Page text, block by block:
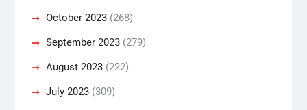
October 2023(268)
September 2023(279)
August 2023(222)
July 2023(309)